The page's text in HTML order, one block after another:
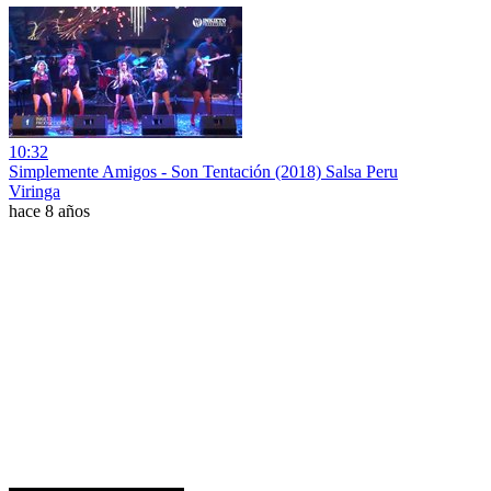
10:32
Simplemente Amigos - Son Tentación (2018) Salsa Peru
Viringa
hace 8 años